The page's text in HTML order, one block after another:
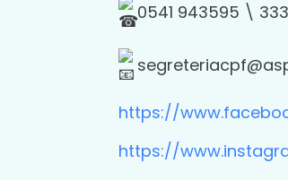
0541 943595 \ 333
https://
https://